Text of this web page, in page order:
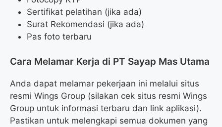
Sertifikat pelatihan (jika ada)
Surat Rekomendasi (jika ada)
Pas foto terbaru
Cara Melamar Kerja di PT Sayap Mas Utama
Anda dapat melamar pekerjaan ini melalui situs
resmi Wings Group (silakan cek situs resmi Wings
Group untuk informasi terbaru dan link aplikasi).
Pastikan untuk melengkapi semua dokumen yang